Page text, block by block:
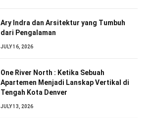
Ary Indra dan Arsitektur yang Tumbuh
dari Pengalaman
JULY 16, 2026
One River North : Ketika Sebuah
Apartemen Menjadi Lanskap Vertikal di
Tengah Kota Denver
JULY 13, 2026